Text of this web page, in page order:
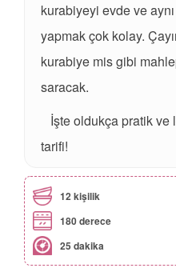
kurabiyeyi evde ve
yapmak çok kolay.
kurabiye mis gibi
saracak.
İşte oldukça pratik
tarifi!
12 kişilik
180 derece
25 dakika